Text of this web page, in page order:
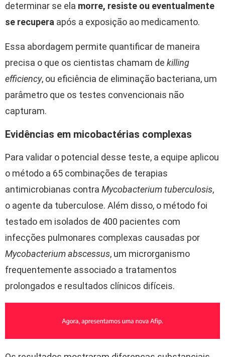
determinar se ela morre, resiste ou eventualmente
se recupera após a exposição ao medicamento.
Essa abordagem permite quantificar de maneira
precisa o que os cientistas chamam de killing
efficiency, ou eficiência de eliminação bacteriana, um
parâmetro que os testes convencionais não
capturam.
Evidências em micobactérias complexas
Para validar o potencial desse teste, a equipe aplicou
o método a 65 combinações de terapias
antimicrobianas contra Mycobacterium tuberculosis,
o agente da tuberculose. Além disso, o método foi
testado em isolados de 400 pacientes com
infecções pulmonares complexas causadas por
Mycobacterium abscessus, um microrganismo
frequentemente associado a tratamentos
prolongados e resultados clínicos difíceis.